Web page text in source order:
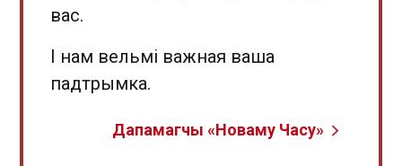
вас.
І нам вельмі важная ваша
падтрымка.
Дапамагчы «Новаму Часу»